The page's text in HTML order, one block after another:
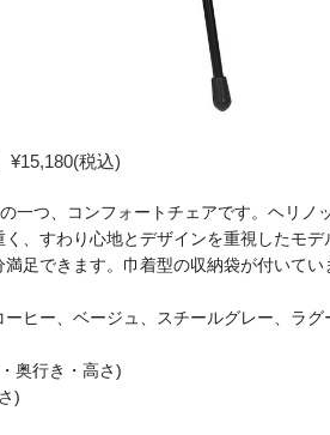
¥15,180(税込)
一つ、コンフォートチェアです。ヘリノ
、すわり心地とデザインを重視したモデ
足できます。巾着型の収納袋が付いてい
ヒー、ベージュ、スチールグレー、ラグ
奥行き・高さ)
)